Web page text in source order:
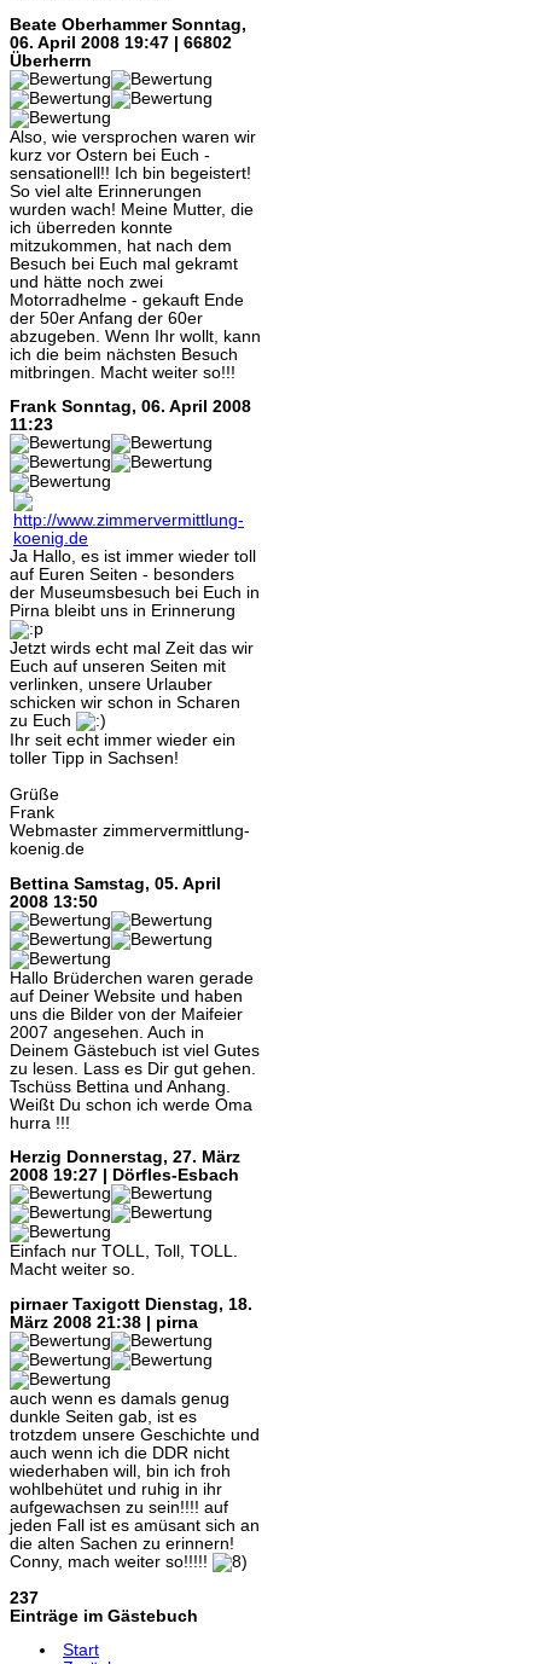
Beate Oberhammer Sonntag,
06. April 2008 19:47 | 66802
Überherrn
Also, wie versprochen waren wir
kurz vor Ostern bei Euch -
sensationell!! Ich bin begeistert!
So viel alte Erinnerungen
wurden wach! Meine Mutter, die
ich überreden konnte
mitzukommen, hat nach dem
Besuch bei Euch mal gekramt
und hätte noch zwei
Motorradhelme - gekauft Ende
der 50er Anfang der 60er
abzugeben. Wenn Ihr wollt, kann
ich die beim nächsten Besuch
mitbringen. Macht weiter so!!!
Frank Sonntag, 06. April 2008
11:23
Ja Hallo, es ist immer wieder toll
auf Euren Seiten - besonders
der Museumsbesuch bei Euch in
Pirna bleibt uns in Erinnerung
Jetzt wirds echt mal Zeit das wir
Euch auf unseren Seiten mit
verlinken, unsere Urlauber
schicken wir schon in Scharen
zu Euch
Ihr seit echt immer wieder ein
toller Tipp in Sachsen!
Grüße
Frank
Webmaster zimmervermittlung-
koenig.de
Bettina Samstag, 05. April
2008 13:50
Hallo Brüderchen waren gerade
auf Deiner Website und haben
uns die Bilder von der Maifeier
2007 angesehen. Auch in
Deinem Gästebuch ist viel Gutes
zu lesen. Lass es Dir gut gehen.
Tschüss Bettina und Anhang.
Weißt Du schon ich werde Oma
hurra !!!
Herzig Donnerstag, 27. März
2008 19:27 | Dörfles-Esbach
Einfach nur TOLL, Toll, TOLL.
Macht weiter so.
pirnaer Taxigott Dienstag, 18.
März 2008 21:38 | pirna
auch wenn es damals genug
dunkle Seiten gab, ist es
trotzdem unsere Geschichte und
auch wenn ich die DDR nicht
wiederhaben will, bin ich froh
wohlbehütet und ruhig in ihr
aufgewachsen zu sein!!!! auf
jeden Fall ist es amüsant sich an
die alten Sachen zu erinnern!
Conny, mach weiter so!!!!!
237
Einträge im Gästebuch
Start